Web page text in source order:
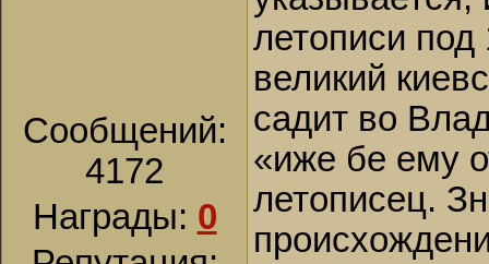
Сообщений:
4172
Награды: 0
летописи под
великий
садит во
«иже бе ему
летописец.